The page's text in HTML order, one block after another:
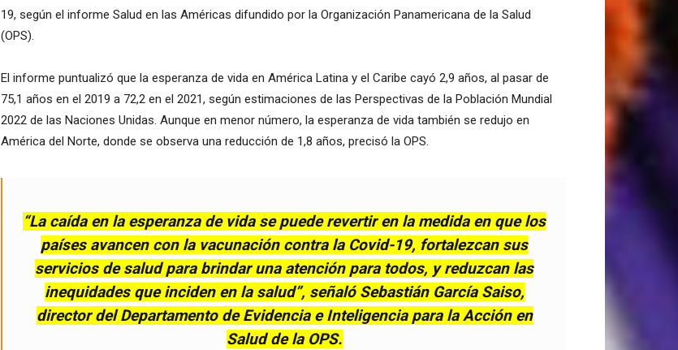
19, según el informe Salud en las Américas difundido por la Organización Panamericana de la Salud
(OPS).
El informe puntualizó que la esperanza de vida en América Latina y el Caribe cayó 2,9 años, al pasar de
75,1 años en el 2019 a 72,2 en el 2021, según estimaciones de las Perspectivas de la Población Mundial
2022 de las Naciones Unidas. Aunque en menor número, la esperanza de vida también se redujo en
América del Norte, donde se observa una reducción de 1,8 años, precisó la OPS.
“La caída en la esperanza de vida se puede revertir en la medida en que los
países avancen con la vacunación contra la Covid-19, fortalezcan sus
servicios de salud para brindar una atención para todos, y reduzcan las
inequidades que inciden en la salud”, señaló Sebastián García Saiso,
director del Departamento de Evidencia e Inteligencia para la Acción en
Salud de la OPS.